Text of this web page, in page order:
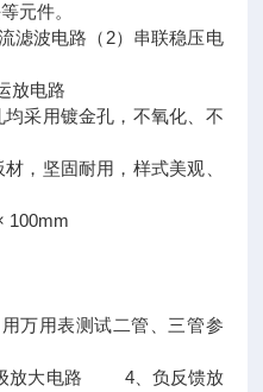
元件。
滤波电路（2）串联稳压电
放电路
采用镀金孔，不氧化、不
，坚固耐用，样式美观、
100mm
万用表测试二管、三管参
放大电路 4、负反馈放